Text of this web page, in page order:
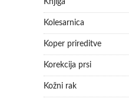
Kolesarnica
Koper prireditve
Korekcija prsi
Kožni rak